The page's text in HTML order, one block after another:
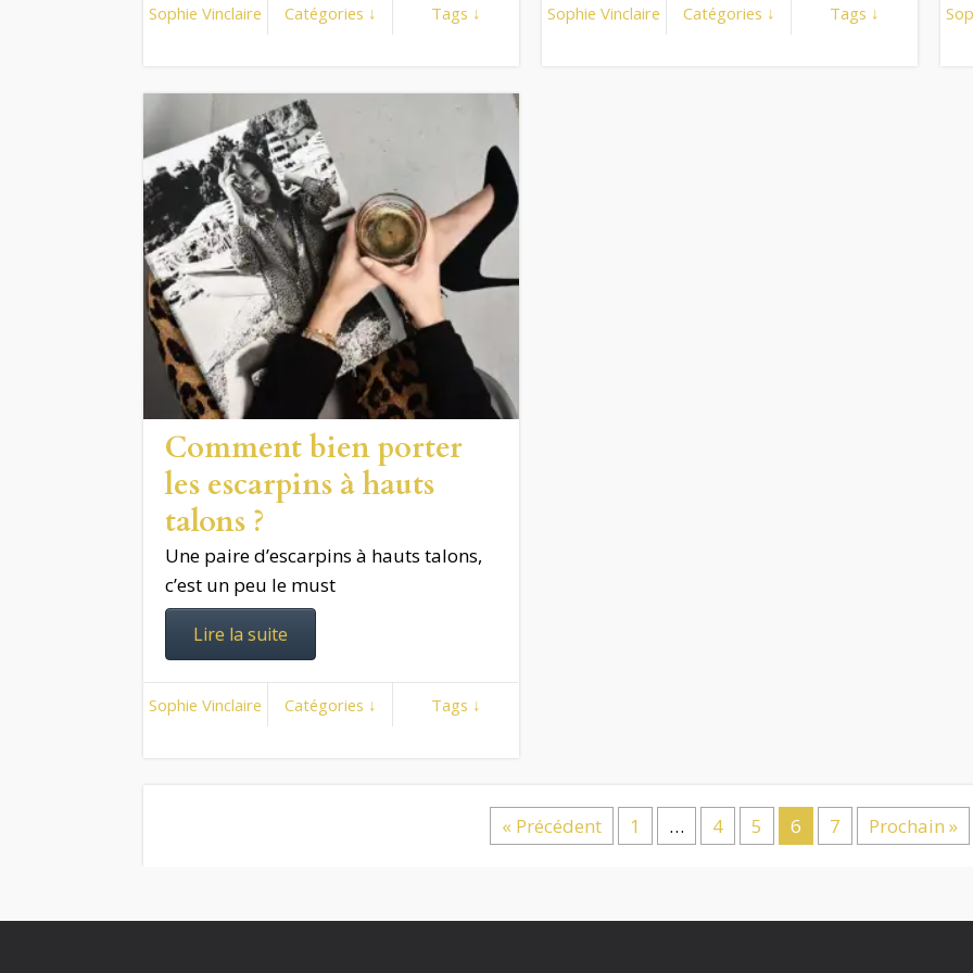
Sophie Vinclaire Catégories ↓ Tags ↓ Sophie Vinclaire Catégories ↓ Tags ↓
Comment bien porter
les escarpins à hauts
talons ?
Une paire d’escarpins à hauts talons,
c’est un peu le must
Lire la suite
Sophie Vinclaire Catégories ↓ Tags ↓
« Précédent 1 … 4 5 6 7 Prochain »